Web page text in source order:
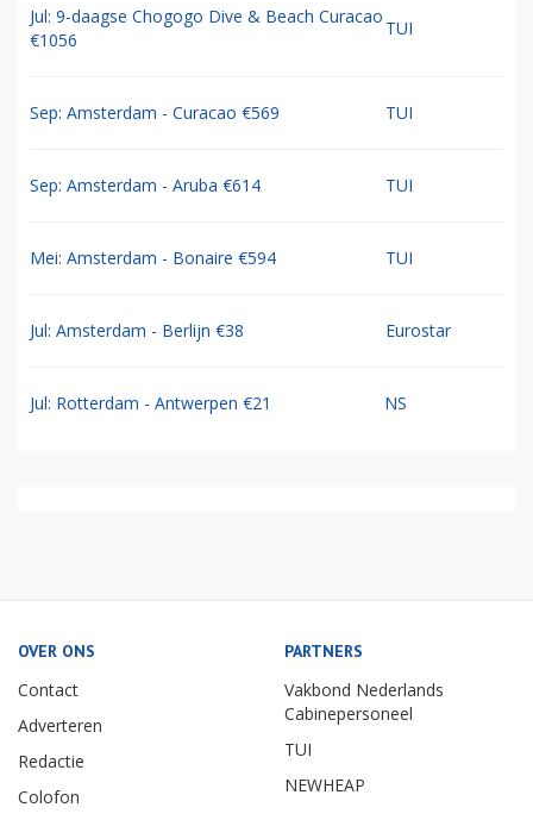
Jul: 9-daagse Chogogo Dive & Beach Curacao
€1056
TUI
Sep: Amsterdam - Curacao €569 TUI
Sep: Amsterdam - Aruba €614 TUI
Mei: Amsterdam - Bonaire €594 TUI
Jul: Amsterdam - Berlijn €38 Eurostar
Jul: Rotterdam - Antwerpen €21 NS
OVER ONS
Contact
Adverteren
Redactie
Colofon
PARTNERS
Vakbond Nederlands
Cabinepersoneel
TUI
NEWHEAP